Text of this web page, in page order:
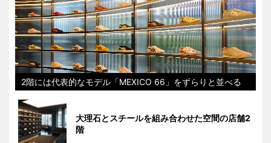
2階には代表的なモデル「MEXICO 66」をずらりと並べる
大理石とスチールを組み合わせた空間の店舗2
階